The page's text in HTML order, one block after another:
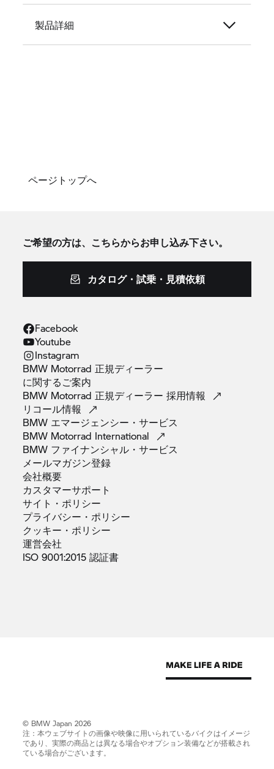
製品詳細
ページトップへ
ご希望の方は、こちらからお申し込み下さい。
カタログ・試乗・見積依頼
Facebook
Youtube
Instagram
BMW Motorrad 正規ディーラー
に関するご案内
BMW Motorrad 正規ディーラー採用情報
リコール情報
BMW エマージェンシー・サービス
BMW Motorrad International
BMW ファイナンシャル・サービス
メールマガジン登録
会社概要
カスタマーサポート
サイト・ポリシー
プライバシー・ポリシー
クッキー・ポリシー
運営会社
ISO 9001:2015認証書
© BMW Japan 2026
注：本ウェブサイトの画像や映像に用いられているバイクはイメージ
であり、実際の商品とは異なる場合やオプション装備などが搭載され
ている場合がございます。